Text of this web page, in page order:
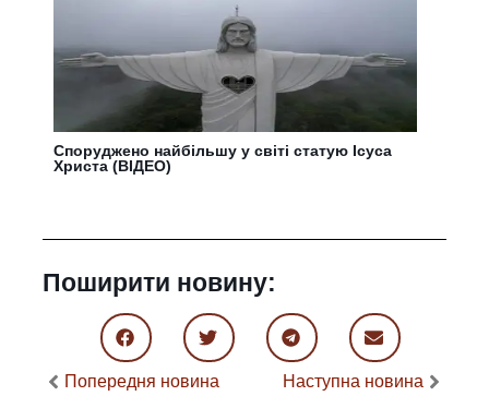
Споруджено найбільшу у світі статую Ісуса
Христа (ВІДЕО)
Поширити новину:
Попередня новина Наступна новина